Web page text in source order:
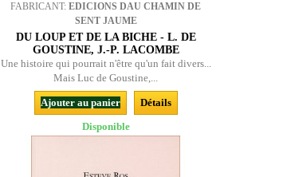
FABRICANT:EDICIONS DAU CHAMIN DE
SENT JAUME
DU LOUP ET DE LA BICHE - L. DE
GOUSTINE, J.-P. LACOMBE
Une histoire qui pourrait n'être qu'un fait divers...
Mais Luc de Goustine,...
Ajouter au panier
Détails
Disponible